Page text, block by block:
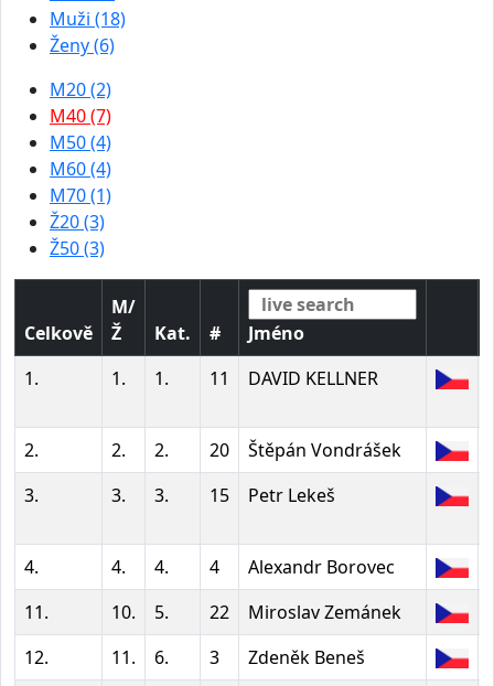
Muži (18)
Ženy (6)
M20 (2)
M40 (7)
M50 (4)
M60 (4)
M70 (1)
Ž20 (3)
Ž50 (3)
Celkově
M/
Ž
Kat. # Jméno
1.
1. 1. 11 DAVID KELLNER
2. 2. 2. 20 Štěpán Vondrášek
3.
3. 3. 15 Petr Lekeš
4. 4. 4. 4 Alexandr Borovec
11.
10. 5. 22 Miroslav Zemánek
12.
11. 6. 3 Zdeněk Beneš